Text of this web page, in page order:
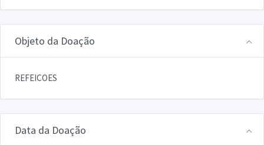
Objeto da Doação
REFEICOES
Data da Doação